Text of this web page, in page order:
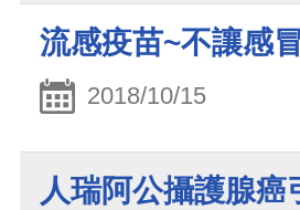
流感疫苗~不讓感
2018/10/15
人瑞阿公攝護腺癌